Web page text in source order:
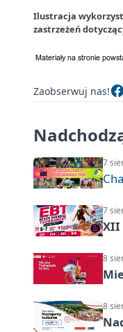
Ilustracja
zastrzeżeń
Zaobserwuj nas!
7
7
XII
8
8